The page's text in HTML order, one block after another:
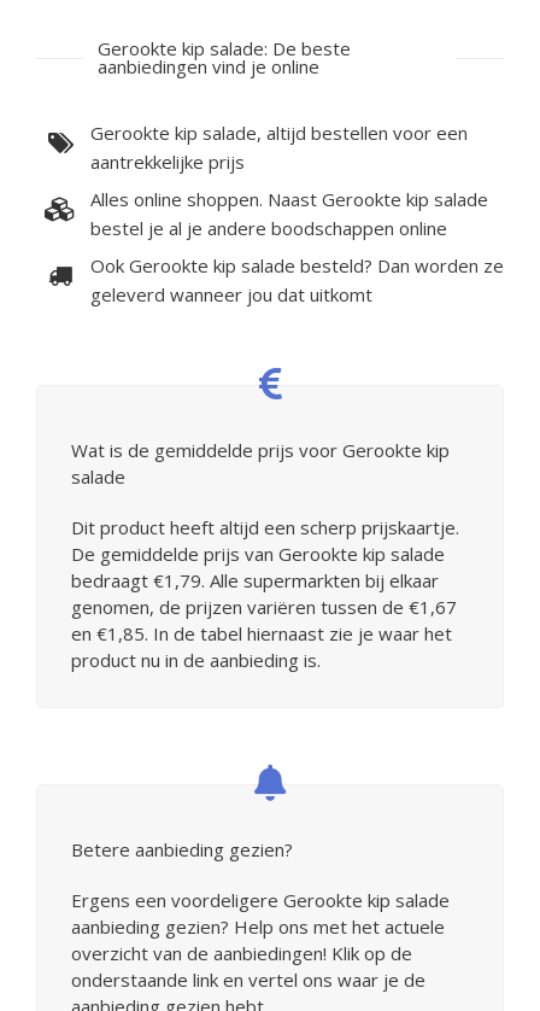
Gerookte kip salade: De beste
aanbiedingen vind je online
Gerookte kip salade, altijd bestellen voor een
aantrekkelijke prijs
Alles online shoppen. Naast Gerookte kip salade
bestel je al je andere boodschappen online
Ook Gerookte kip salade besteld? Dan worden ze
geleverd wanneer jou dat uitkomt
Wat is de gemiddelde prijs voor Gerookte kip
salade
Dit product heeft altijd een scherp prijskaartje.
De gemiddelde prijs van Gerookte kip salade
bedraagt €1,79. Alle supermarkten bij elkaar
genomen, de prijzen variëren tussen de €1,67
en €1,85. In de tabel hiernaast zie je waar het
product nu in de aanbieding is.
Betere aanbieding gezien?
Ergens een voordeligere Gerookte kip salade
aanbieding gezien? Help ons met het actuele
overzicht van de aanbiedingen! Klik op de
onderstaande link en vertel ons waar je de
aanbieding gezien hebt.